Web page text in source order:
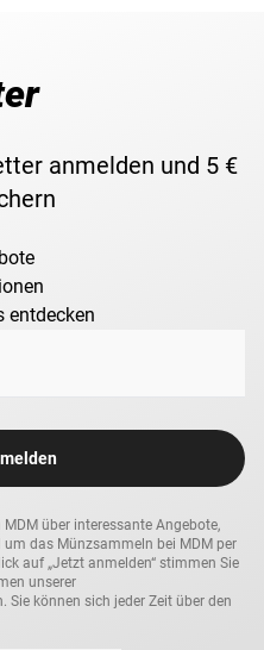
anmelden und 5 €
entdecken
über interessante Angebote,
das Münzsammeln bei MDM per
auf „Jetzt anmelden“ stimmen Sie
unserer
Sie können sich jeder Zeit über den